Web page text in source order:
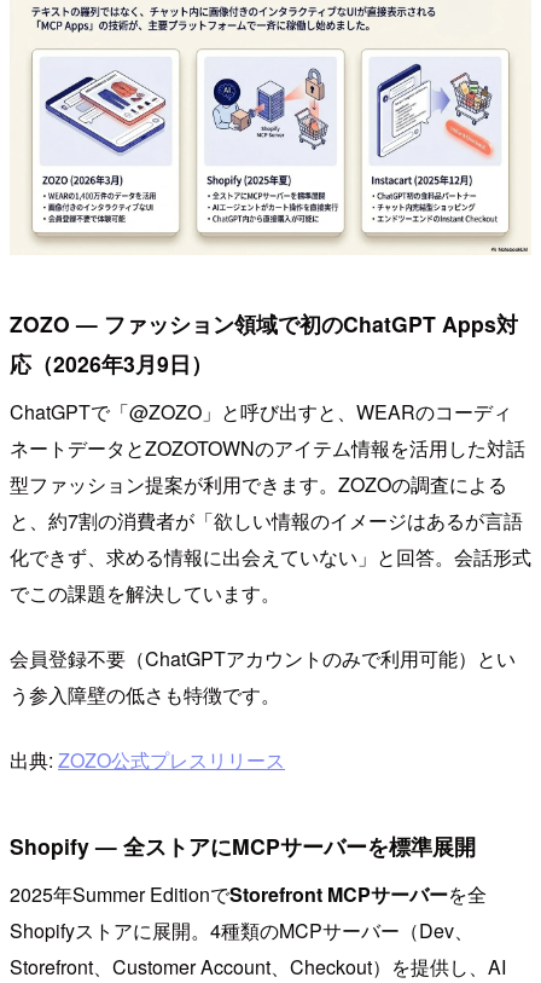
ZOZO — ファッション領域で初のChatGPT Apps対
応（2026年3月9日）
ChatGPTで「@ZOZO」と呼び出すと、WEARのコーディ
ネートデータとZOZOTOWNのアイテム情報を活用した対話
型ファッション提案が利用できます。ZOZOの調査による
と、約7割の消費者が「欲しい情報のイメージはあるが言語
化できず、求める情報に出会えていない」と回答。会話形式
でこの課題を解決しています。
会員登録不要（ChatGPTアカウントのみで利用可能）とい
う参入障壁の低さも特徴です。
出典: ZOZO公式プレスリリース
Shopify — 全ストアにMCPサーバーを標準展開
2025年Summer EditionでStorefront MCPサーバーを全
Shopifyストアに展開。4種類のMCPサーバー（Dev、
Storefront、Customer Account、Checkout）を提供し、AI